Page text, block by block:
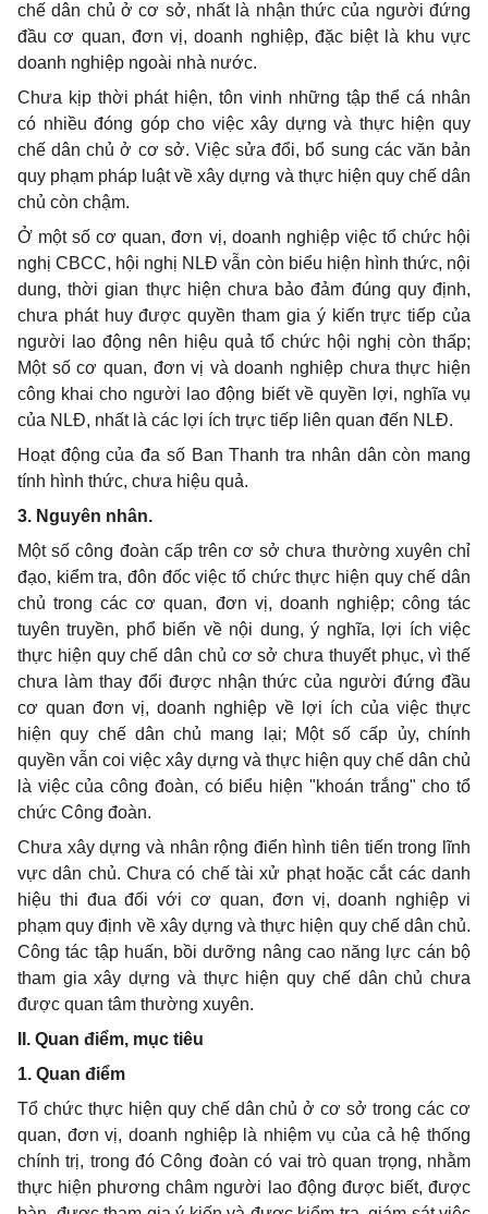
chếdân chủ ở cơ sở, nhất là nhận thức của người đứng
đầu cơ quan, đơn vị, doanh nghiệp, đặc biệt là khu vực
doanh nghiệp ngoài nhà nước.
Chưa kịp thời phát hiện, tôn vinh những tập thểcá nhân
có nhiều đóng góp cho việc xây dựng và thực hiện quy
chếdân chủ ở cơ sở. Việc sửa đổi, bổ sung các văn bản
quy phạm pháp luật về xây dựng và thực hiện quy chế dân
chủ còn chậm.
Ở một số cơ quan, đơn vị, doanh nghiệp việc tổ chức hội
nghị CBCC, hội nghị NLĐ vẫn còn biểu hiện hình thức, nội
dung, thời gian thực hiện chưa bảo đảm đúng quy định,
chưa phát huy được quyền tham gia ý kiến trực tiếp của
người lao động nên hiệu quả tổ chức hội nghị còn thấp;
Một sốcơ quan, đơn vị và doanh nghiệp chưa thực hiện
công khai cho người lao động biết về quyền lợi, nghĩa vụ
của NLĐ, nhất là các lợi ích trực tiếp liên quan đến NLĐ.
Hoạt động của đa số Ban Thanh tra nhân dân còn mang
tính hình thức, chưa hiệu quả.
3. Nguyên nhân.
Một số công đoàn cấp trên cơ sở chưa thường xuyên chỉ
đạo, kiểm tra, đôn đốc việc tổ chức thực hiện quychếdân
chủ trong các cơ quan, đơn vị, doanh nghiệp; công tác
tuyên truyền, phổ biến về nội dung, ý nghĩa, lợi ích việc
thực hiện quy chế dân chủ cơ sở chưa thuyết phục, vì thế
chưa làm thay đổi được nhận thức của người đứng đầu
cơ quan đơn vị, doanh nghiệp về lợi ích của việc thực
hiện quy chế dân chủ mang lại; Một sốcấp ủy, chính
quyền vẫn coi việc xây dựng và thực hiện quy chế dân chủ
là việc của công đoàn, có biểu hiện "khoán trắng" cho tổ
chức Công đoàn.
Chưa xây dựng và nhân rộng điển hình tiên tiến trong lĩnh
vực dân chủ. Chưa có chế tài xử phạt hoặc cắt các danh
hiệu thi đua đối với cơ quan, đơn vị, doanh nghiệp vi
phạm quy định về xây dựng và thực hiện quy chế dân chủ.
Công tác tập huấn, bồi dưỡng nâng cao năng lực cán bộ
tham gia xây dựng và thực hiện quy chế dân chủ chưa
được quan tâm thường xuyên.
. Quan điểm, mục tiêu
1. Quan điểm
Tổ chức thực hiện quy chế dân chủ ở cơ sở trong các cơ
quan, đơn vị, doanh nghiệp là nhiệm vụ của cả hệ thống
chính trị, trong đó Công đoàn có vai trò quan trọng, nhằm
thực hiện phương châm người lao động được biết, được